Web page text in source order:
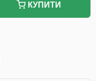
КУПИТИ